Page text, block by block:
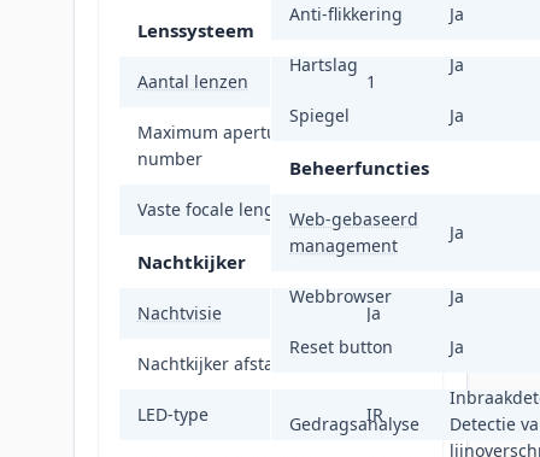
Lenssysteem
Aantal lenzen 1
Maximum aperture
number
Vaste focale lengte
Nachtkijker
Nachtvisie Ja
Nachtkijker afstand
LED-type IR
Anti-flikkering Ja
Hartslag Ja
Spiegel Ja
Beheerfuncties
Web-gebaseerd
management
Ja
Webbrowser Ja
Reset button Ja
Gedragsanalyse
Detectie